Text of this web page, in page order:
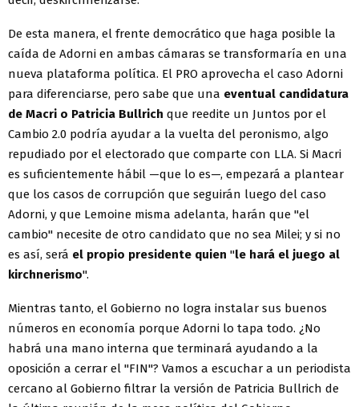
De esta manera, el frente democrático que haga posible la
caída de Adorni en ambas cámaras se transformaría en una
nueva plataforma política. El PRO aprovecha el caso Adorni
para diferenciarse, pero sabe que una eventual candidatura
de Macri o Patricia Bullrich que reedite un Juntos por el
Cambio 2.0 podría ayudar a la vuelta del peronismo, algo
repudiado por el electorado que comparte con LLA. Si Macri
es suficientemente hábil —que lo es—, empezará a plantear
que los casos de corrupción que seguirán luego del caso
Adorni, y que Lemoine misma adelanta, harán que "el
cambio" necesite de otro candidato que no sea Milei; y si no
es así, será el propio presidente quien "le hará el juego al
kirchnerismo".
Mientras tanto, el Gobierno no logra instalar sus buenos
números en economía porque Adorni lo tapa todo. ¿No
habrá una mano interna que terminará ayudando a la
oposición a cerrar el "FIN"? Vamos a escuchar a un periodista
cercano al Gobierno filtrar la versión de Patricia Bullrich de